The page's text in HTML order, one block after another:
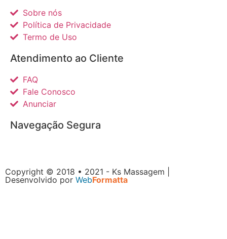
Sobre nós
Política de Privacidade
Termo de Uso
Atendimento ao Cliente
FAQ
Fale Conosco
Anunciar
Navegação Segura
Copyright © 2018 • 2021 - Ks Massagem |
Desenvolvido por WebFormatta